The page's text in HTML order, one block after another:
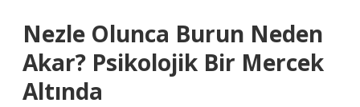
Nezle Olunca Burun Neden
Akar? Psikolojik Bir Mercek
Altında